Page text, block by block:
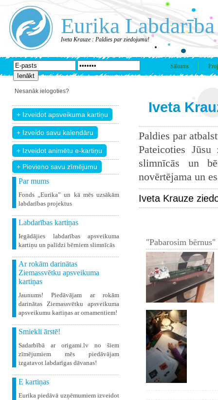
Eurika Labdarība
Iveta Krauze : Paldies par ziedojumu!
Sākums
Nesanāk ielogoties?
+ Pievieno savu zīmējumu
Par mums
Fonds „Eurika” un kā mēs uzsākām
labdarības projektus
Labdarības kartiņas
Iegādājies labdarības apsveikuma
kartiņu un palīdzi bērniem slimnīcās
Ar rokām darinātas
Ziemassvētku apsveikuma
kartiņas
Jaunums! Piedāvājam ar rokām
darinātas Ziemassvētku apsveikuma
apsveikumu kartiņas ar ornamentiem!
Smiekli ārstē!
Sadarbībā ar origami.lv no šiem
zīmējumiem mēs piedāvājam
izgatavot labdarīgas dāvanas!
E kartiņas
Eurika piedāvā uzņēmumiem izveidot
Iveta
Paldies par
Pateicoties
slimnīcās un
novērtējama un
Iveta Krauze
"Pabarosim